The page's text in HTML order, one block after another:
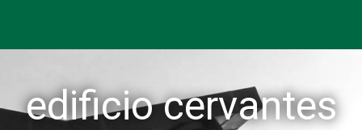
edificio cervantes